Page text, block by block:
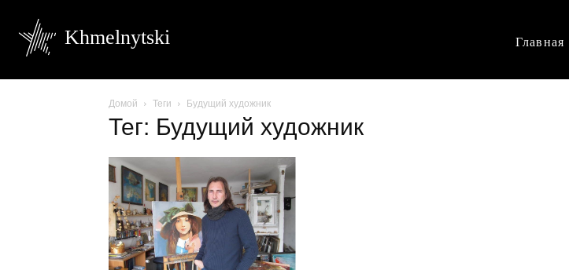
Khmelnytski Главная
Домой Теги Будущий художник
Тег: Будущий художник